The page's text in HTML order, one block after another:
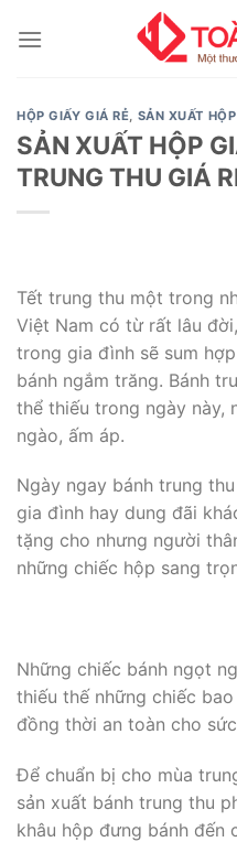
HỘP GIẤY GIÁ RẺ, SẢN XUẤT
SẢN XUẤT HỘP
TRUNG THU GIÁ
Tết trung thu một trong
Việt Nam có từ rất lâu
trong gia đình sẽ sum
bánh ngắm trăng. Bánh
thể thiếu trong ngày này,
ngào, ấm áp.
Ngày ngay bánh trung
gia đình hay dung đãi
tặng cho nhưng người
những chiếc hộp sang
Những chiếc bánh ngọt
thiếu thế những chiếc
đồng thời an toàn cho
Để chuẩn bị cho mùa
sản xuất bánh trung thu
khâu hộp đưng bánh đến